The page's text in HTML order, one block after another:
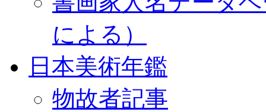
による）
日本美術年鑑
物故者記事